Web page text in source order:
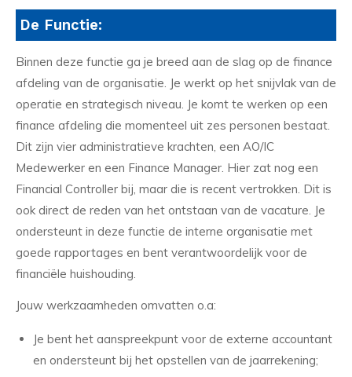
De Functie:
Binnen deze functie ga je breed aan de slag op de finance
afdeling van de organisatie. Je werkt op het snijvlak van de
operatie en strategisch niveau. Je komt te werken op een
finance afdeling die momenteel uit zes personen bestaat.
Dit zijn vier administratieve krachten, een AO/IC
Medewerker en een Finance Manager. Hier zat nog een
Financial Controller bij, maar die is recent vertrokken. Dit is
ook direct de reden van het ontstaan van de vacature. Je
ondersteunt in deze functie de interne organisatie met
goede rapportages en bent verantwoordelijk voor de
financiële huishouding.
Jouw werkzaamheden omvatten o.a:
Je bent het aanspreekpunt voor de externe accountant
en ondersteunt bij het opstellen van de jaarrekening;